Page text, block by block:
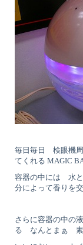
毎日毎日 検眼機
てくれる MAGIC
容器の中には 水
分によって香りを
さらに容器の中の
る なんとまぁ 素